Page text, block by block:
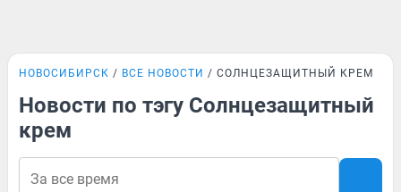
НОВОСИБИРСК ВСЕ НОВОСТИ СОЛНЦЕЗАЩИТНЫЙ КРЕМ
Новости по тэгу Солнцезащитный
крем